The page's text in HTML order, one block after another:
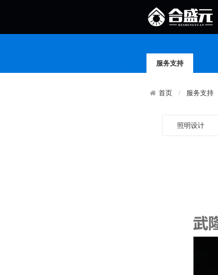
服务支持
首页 服务支持
照明设计